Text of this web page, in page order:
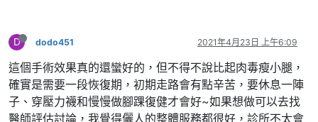
D dodo451 2021年4月23日 上午6:09
這個手術效果真的還蠻好的，但不得不說比起肉毒瘦小腿，
確實是需要一段恢復期，初期走路會有點辛苦，要休息一陣
子、穿壓力襪和慢慢做腳踝復健才會好~如果想做可以去找
醫師評估討論，我覺得儷人的整體服務都很好，診所不太會